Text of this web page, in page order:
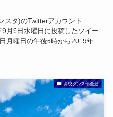
スタ)のTwitterアカウント
月9日水曜日に投稿したツイー
月曜日の午後6時から2019年...
高校ダンス部全般